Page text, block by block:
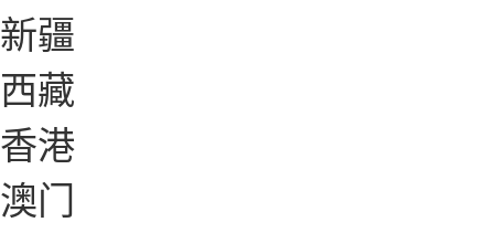
新疆
西藏
香港
澳门